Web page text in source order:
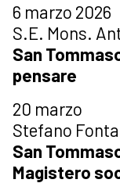
6 marzo 2026
S.E. Mons.
San
pensare
20 marzo
Stefano
San
Magistero